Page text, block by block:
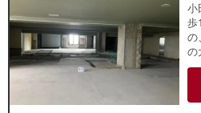
小
歩
の
の
で